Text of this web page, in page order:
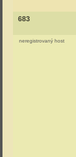
683
neregistrovaný host